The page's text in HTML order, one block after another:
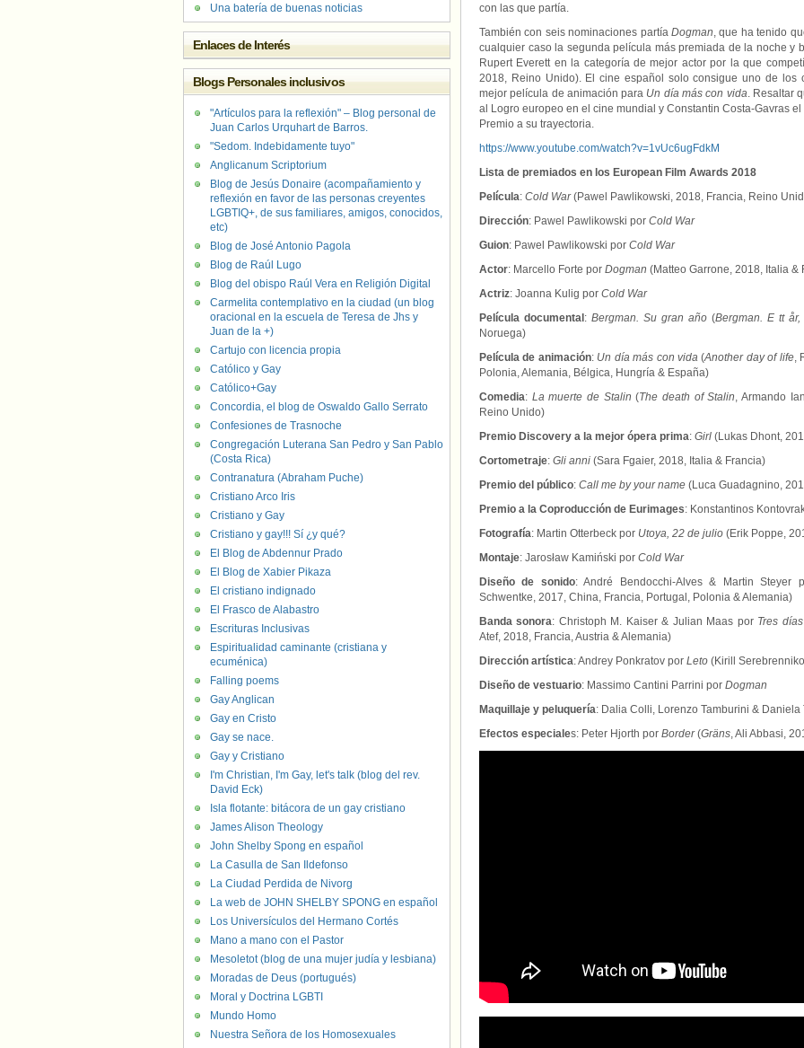
con las que partía.
También con seis nominaciones partía Dogman, que ha tenido
cualquier caso la segunda película más premiada de la noche y
Rupert Everett en la categoría de mejor actor por la que
2018, Reino Unido). El cine español solo consigue uno de los
mejor película de animación para Un día más con vida. Resaltar
al Logro europeo en el cine mundial y Constantin Costa-Gavras
Premio a su trayectoria.
https://www.youtube.com/watch?v=1vUc6ugFdkM
Lista de premiados en los European Film Awards 2018
Película: Cold War(Pawel Pawlikowski, 2018, Francia, Reino
Dirección: Pawel Pawlikowski por Cold War
Guion: Pawel Pawlikowski por Cold War
Actor: Marcello Forte por Dogman (Matteo Garrone, 2018, Italia &
Actriz: Joanna Kulig por Cold War
Película documental : Bergman. Su gran año (Bergman. E tt
Noruega)
Película de animación: Un día más con vida(Another day of life,
Polonia, Alemania, Bélgica, Hungría & España)
Comedia: La muerte de Stalin (The death of Stalin, Armando
Reino Unido)
Premio Discovery a la mejor ópera prima: Girl (Lukas Dhont,
Cortometraje: Gli anni (Sara Fgaier, 2018, Italia & Francia)
Premio del público: Call me by your name (Luca Guadagnino,
Premio a la Coproducción de Eurimages: Konstantinos
Fotografía: Martin Otterbeck por Utoya, 22 de julio (Erik Poppe,
Montaje: Jarosław Kamiński por Cold War
Diseño de sonido: André Bendocchi-Alves & Martin Steyer
Schwentke, 2017, China, Francia, Portugal, Polonia & Alemania)
Banda sonora: Christoph M. Kaiser & Julian Maas por Tres
Atef, 2018, Francia, Austria & Alemania)
Dirección artística: Andrey Ponkratov por Leto (Kirill
Diseño de vestuario: Massimo Cantini Parrini por Dogman
Maquillaje y peluquería: Dalia Colli, Lorenzo Tamburini & Daniela
Efectos especiales: Peter Hjorth por Border(Gräns, Ali Abbasi,
Una batería de buenas noticias
Enlaces de Interés
Blogs Personales inclusivos
"Artículos para la reflexión" – Blog personal de
Juan Carlos Urquhart de Barros.
"Sedom. Indebidamente tuyo"
Anglicanum Scriptorium
Blog de Jesús Donaire (acompañamiento y
reflexión en favor de las personas creyentes
LGBTIQ+, de sus familiares, amigos, conocidos,
etc)
Blog de José Antonio Pagola
Blog de Raúl Lugo
Blog del obispo Raúl Vera en Religión Digital
Carmelita contemplativo en la ciudad (un blog
oracional en la escuela de Teresa de Jhs y
Juan de la +)
Cartujo con licencia propia
Católico y Gay
Católico+Gay
Concordia, el blog de Oswaldo Gallo Serrato
Confesiones de Trasnoche
Congregación Luterana San Pedro y San Pablo
(Costa Rica)
Contranatura (Abraham Puche)
Cristiano Arco Iris
Cristiano y Gay
Cristiano y gay!!! Sí ¿y qué?
El Blog de Abdennur Prado
El Blog de Xabier Pikaza
El cristiano indignado
El Frasco de Alabastro
Escrituras Inclusivas
Espiritualidad caminante (cristiana y
ecuménica)
Falling poems
Gay Anglican
Gay en Cristo
Gay se nace.
Gay y Cristiano
I'm Christian, I'm Gay, let's talk (blog del rev.
David Eck)
Isla flotante: bitácora de un gay cristiano
James Alison Theology
John Shelby Spong en español
La Casulla de San Ildefonso
La Ciudad Perdida de Nivorg
La web de JOHN SHELBY SPONG en español
Los Universículos del Hermano Cortés
Mano a mano con el Pastor
Mesoletot (blog de una mujer judía y lesbiana)
Moradas de Deus (portugués)
Moral y Doctrina LGBTI
Mundo Homo
Nuestra Señora de los Homosexuales